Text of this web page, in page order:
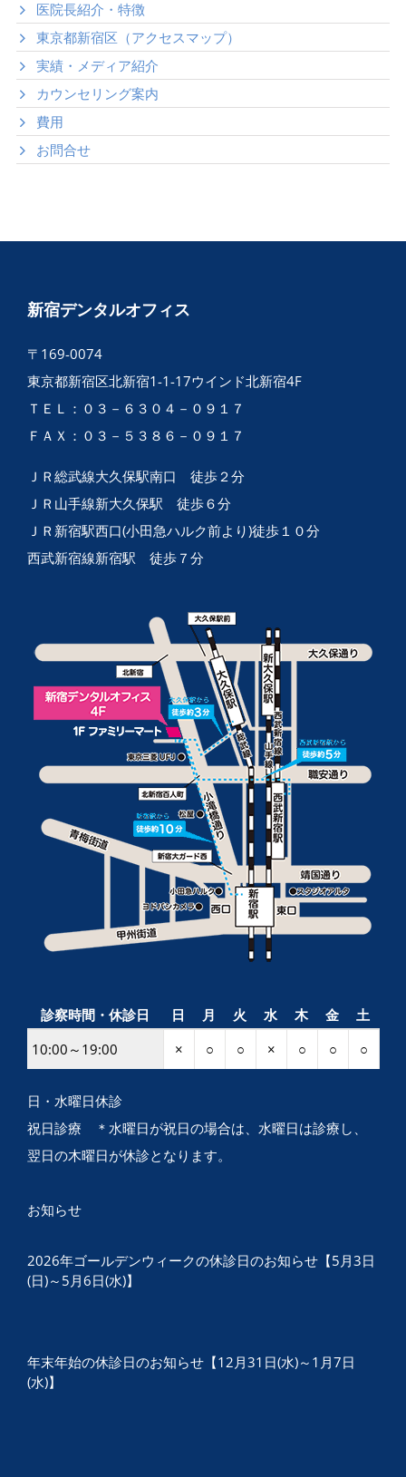
医院長紹介・特徴
東京都新宿区（アクセスマップ）
実績・メディア紹介
カウンセリング案内
費用
お問合せ
新宿デンタルオフィス
〒169-0074
東京都新宿区北新宿1-1-17ウインド北新宿4F
ＴＥＬ：０３－６３０４－０９１７
ＦＡＸ：０３－５３８６－０９１７
ＪＲ総武線大久保駅南口 徒歩２分
ＪＲ山手線新大久保駅 徒歩６分
ＪＲ新宿駅西口(小田急ハルク前より)徒歩１０分
西武新宿線新宿駅 徒歩７分
診察時間・休診日 日 月 火 水 木 金 土
10:00～19:00 × ○ ○ × ○ ○ ○
日・水曜日休診
祝日診療 ＊水曜日が祝日の場合は、水曜日は診療し、
翌日の木曜日が休診となります。
お知らせ
2026年ゴールデンウィークの休診日のお知らせ【5月3日
(日)～5月6日(水)】
年末年始の休診日のお知らせ【12月31日(水)～1月7日
(水)】